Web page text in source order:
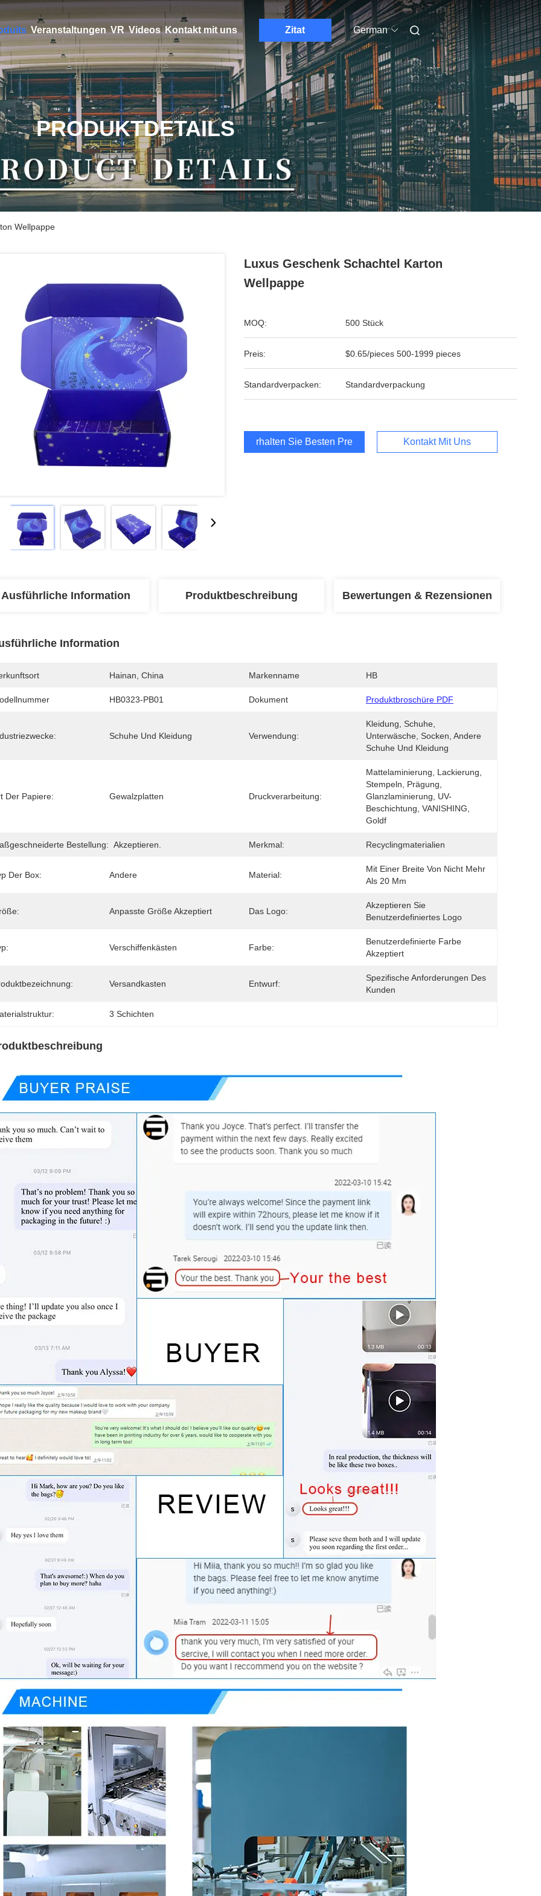
Veranstaltungen VR Videos Kontakt mit uns Zitat German
PRODUKTDETAILS
Wellpappe
Luxus Geschenk Schachtel Karton
Wellpappe
MOQ: 500 Stück
Preis: $0.65/pieces 500-1999 pieces
Standardverpacken: Standardverpackung
Erhalten Sie Besten Preis Kontakt Mit Uns
Ausführliche Information Produktbeschreibung Bewertungen & Rezensionen
Information
Hainan, China Markenname HB
HB0323-PB01 Dokument Produktbroschüre PDF
Schuhe Und Kleidung Verwendung:
Kleidung, Schuhe,
Unterwäsche, Socken, Andere
Schuhe Und Kleidung
Der Papiere: Gewalzplatten Druckverarbeitung:
Mattelaminierung, Lackierung,
Stempeln, Prägung,
Glanzlaminierung, UV-
Beschichtung, VANISHING,
Goldf
Bestellung: Akzeptieren. Merkmal: Recyclingmaterialien
Der Box: Andere Material:
Mit Einer Breite Von Nicht Mehr
Als 20 Mm
Anpasste Größe Akzeptiert Das Logo:
Akzeptieren Sie
Benutzerdefiniertes Logo
Verschiffenkästen Farbe:
Benutzerdefinierte Farbe
Akzeptiert
Versandkasten Entwurf:
Spezifische Anforderungen Des
Kunden
3 Schichten